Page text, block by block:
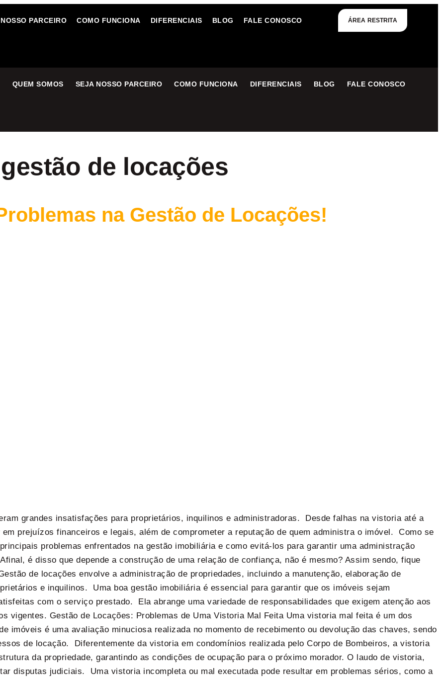
PARCEIRO COMO FUNCIONA DIFERENCIAIS BLOG FALE CONOSCO ÁREA RESTRITA
QUEM SOMOS SEJA NOSSO PARCEIRO COMO FUNCIONA DIFERENCIAIS BLOG FALE CONOSCO
de locações
na Gestão de Locações!
grandes insatisfações para proprietários, inquilinos e administradoras. Desde falhas na vistoria até a
prejuízos financeiros e legais, além de comprometer a reputação de quem administra o imóvel. Como se
problemas enfrentados na gestão imobiliária e como evitá-los para garantir uma administração
é disso que depende a construção de uma relação de confiança, não é mesmo? Assim sendo, fique
de locações envolve a administração de propriedades, incluindo a manutenção, elaboração de
e inquilinos. Uma boa gestão imobiliária é essencial para garantir que os imóveis sejam
com o serviço prestado. Ela abrange uma variedade de responsabilidades que exigem atenção aos
vigentes. Gestão de Locações: Problemas de Uma Vistoria Mal Feita Uma vistoria mal feita é um dos
imóveis é uma avaliação minuciosa realizada no momento de recebimento ou devolução das chaves, sendo
de locação. Diferentemente da vistoria em condomínios realizada pelo Corpo de Bombeiros, a vistoria
da propriedade, garantindo as condições de ocupação para o próximo morador. O laudo de vistoria,
disputas judiciais. Uma vistoria incompleta ou mal executada pode resultar em problemas sérios, como a